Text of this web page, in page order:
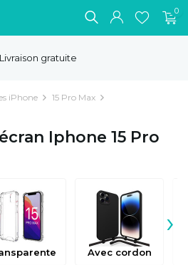
0
Livraison gratuite
iPhone
15 Pro Max
Iphone 15 Pro
Avec cordon
›